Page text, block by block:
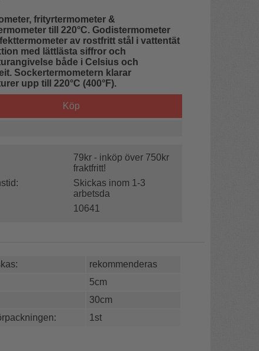
frityrtermometer &
till 220°C. Godistermometer
av rostfritt stål i vattentät
med lättlästa siffror och
både i Celsius och
Sockertermometern klarar
upp till 220°C (400°F).
Köp
79kr - inköp över 750kr
fraktfritt!
Skickas inom 1-3
arbetsda
10641
rekommenderas
5cm
30cm
1st